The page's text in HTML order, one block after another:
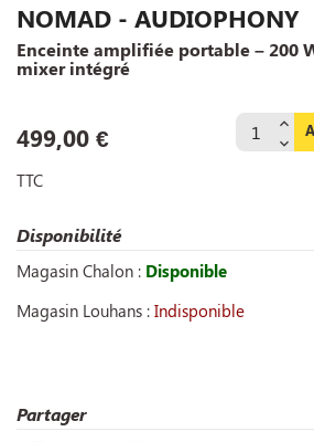
NOMAD - AUDIOPHONY
Enceinte amplifiée portable – 200
mixer intégré
499,00 €
TTC
Disponibilité
Magasin Chalon : Disponible
Magasin Louhans : Indisponible
Partager